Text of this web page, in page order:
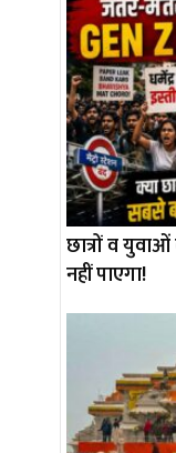
छात्रों व
नहीं पाएगा!